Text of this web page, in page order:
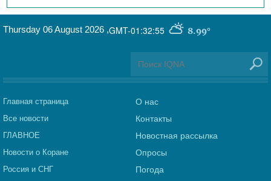
GMT-01:32:55 8.99°
Thursday 06 August 2026 ,
Главная страница
Все новости
ГЛАВНОЕ
Новости о Коране
Россия и СНГ
О нас
Контакты
Новостная рассылка
Опросы
Погода